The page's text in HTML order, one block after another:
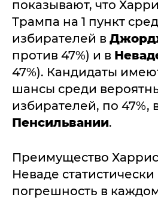
показывают, что
Трампа на 1 пункт
избирателей в
против 47%) и в
47%). Кандидаты
шансы среди
избирателей, по 47%,
Пенсильвании.
Преимущество
Неваде
погрешность в